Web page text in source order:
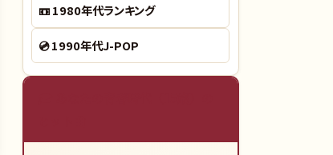
📼1980年代ランキング
💿1990年代J-POP